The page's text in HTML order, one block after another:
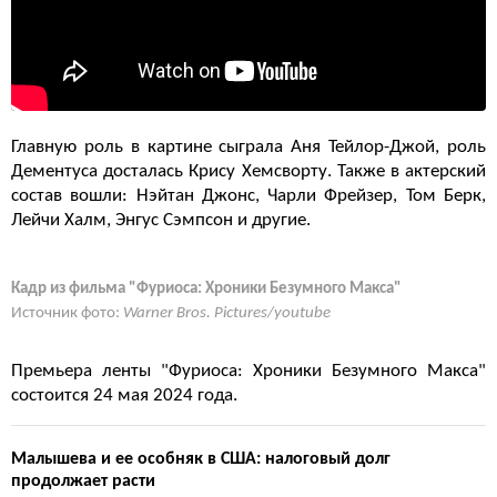
Главную роль в картине сыграла Аня Тейлор-Джой, роль
Дементуса досталась Крису Хемсворту. Также в актерский
состав вошли: Нэйтан Джонс, Чарли Фрейзер, Том Берк,
Лейчи Халм, Энгус Сэмпсон и другие.
Кадр из фильма "Фуриоса: Хроники Безумного Макса"
Источник фото: Warner Bros. Pictures/youtube
Премьера ленты "Фуриоса: Хроники Безумного Макса"
состоится 24 мая 2024 года.
Малышева и ее особняк в США: налоговый долг
продолжает расти